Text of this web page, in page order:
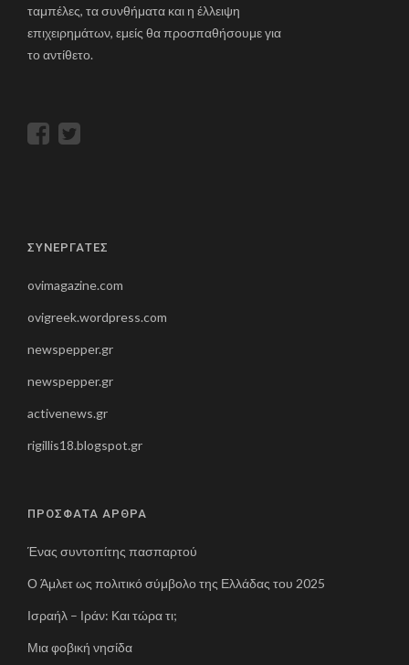
ταμπέλες, τα συνθήματα και η έλλειψη
επιχειρημάτων, εμείς θα προσπαθήσουμε για
το αντίθετο.
ΣΥΝΕΡΓΑΤΕΣ
ovimagazine.com
ovigreek.wordpress.com
newspepper.gr
newspepper.gr
activenews.gr
rigillis18.blogspot.gr
ΠΡΟΣΦΑΤΑ ΑΡΘΡΑ
Ένας συντοπίτης πασπαρτού
Ο Άμλετ ως πολιτικό σύμβολο της Ελλάδας του 2025
Ισραήλ – Ιράν: Και τώρα τι;
Μια φοβική νησίδα